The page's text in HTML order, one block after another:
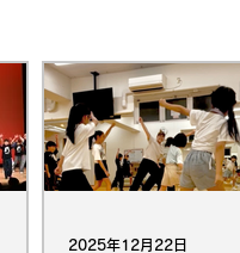
2025年12月22日